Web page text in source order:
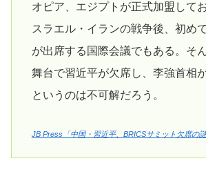
オピア、エジプトが正式加盟して
スラエル・イランの戦争後、初め
が出席する国際会議でもある。そ
舞台で習近平が欠席し、李強首相
というのは不可解だろう。
JB Press「中国・習近平、BRICSサミット欠席の